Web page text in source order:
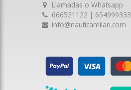
Llamadas o Whatsapp
666521122 | 654999333
info@nauticamilan.com